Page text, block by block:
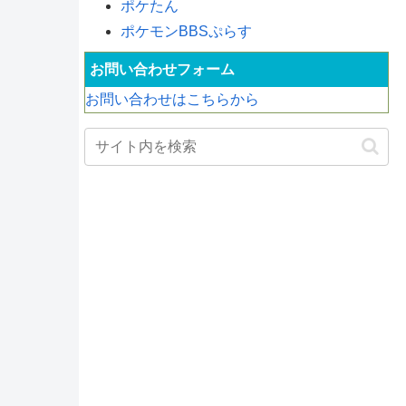
ポケたん
ポケモンBBSぷらす
お問い合わせフォーム
お問い合わせはこちらから